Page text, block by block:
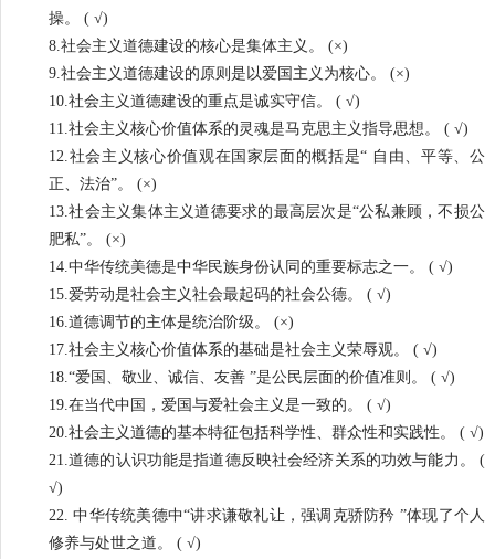
操。 ( √)
8.社会主义道德建设的核心是集体主义。 (×)
9.社会主义道德建设的原则是以爱国主义为核心。 (×)
10.社会主义道德建设的重点是诚实守信。 ( √)
11.社会主义核心价值体系的灵魂是马克思主义指导思想。 ( √)
12.社会主义核心价值观在国家层面的概括是“ 自由、平等、公
正、法治”。 (×)
13.社会主义集体主义道德要求的最高层次是“公私兼顾，不损公
肥私”。 (×)
14.中华传统美德是中华民族身份认同的重要标志之一。 ( √)
15.爱劳动是社会主义社会最起码的社会公德。 ( √)
16.道德调节的主体是统治阶级。 (×)
17.社会主义核心价值体系的基础是社会主义荣辱观。 ( √)
18.“爱国、敬业、诚信、友善 ”是公民层面的价值准则。 ( √)
19.在当代中国，爱国与爱社会主义是一致的。 ( √)
20.社会主义道德的基本特征包括科学性、群众性和实践性。 ( √)
21.道德的认识功能是指道德反映社会经济关系的功效与能力。 (
√)
22. 中华传统美德中“讲求谦敬礼让，强调克骄防矜 ”体现了个人
修养与处世之道。 ( √)